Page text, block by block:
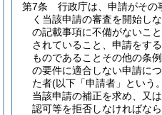
第7条
行政庁は、申請がその
く当該申請の審査を開始し
の記載事項に不備がないこ
されていること、申請をす
ものであることその他の条
の要件に適合しない申請に
た者(以下「申請者」という
当該申請の補正を求め、又
認可等を拒否しなければなら